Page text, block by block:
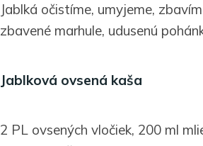
Jablká očistíme, umyjeme,
zbavené marhule, udusenú
Jablková ovsená kaša
2 PL ovsených vločiek, 200 ml